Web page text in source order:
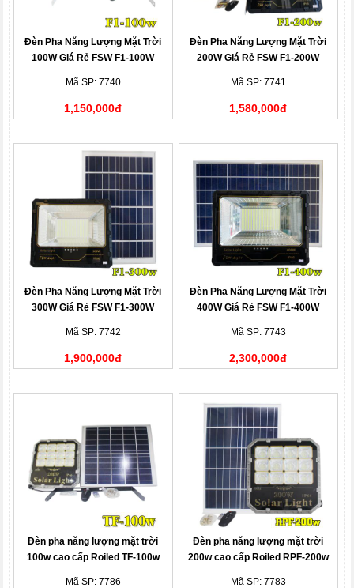
Đèn Pha Năng Lượng Mặt Trời
100W Giá Rẻ FSW F1-100W
Mã SP: 7740
1,150,000đ
Đèn Pha Năng Lượng Mặt Trời
200W Giá Rẻ FSW F1-200W
Mã SP: 7741
1,580,000đ
Đèn Pha Năng Lượng Mặt Trời
300W Giá Rẻ FSW F1-300W
Mã SP: 7742
1,900,000đ
Đèn Pha Năng Lượng Mặt Trời
400W Giá Rẻ FSW F1-400W
Mã SP: 7743
2,300,000đ
Đèn pha năng lượng mặt trời
100w cao cấp Roiled TF-100w
Mã SP: 7786
Đèn pha năng lượng mặt trời
200w cao cấp Roiled RPF-200w
Mã SP: 7783